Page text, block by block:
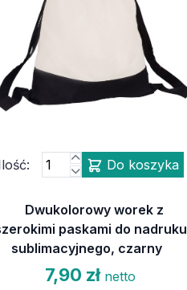
Do koszyka
Dwukolorowy worek z
paskami do nadruku
sublimacyjnego, czarny
7,90 zł netto